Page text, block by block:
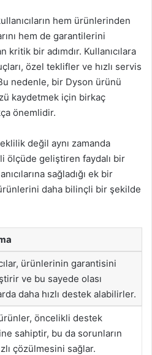
hem ürünlerinden
hem de garantilerini
bir adımdır. Kullanıcılara
özel teklifler ve hızlı servis
nedenle, bir Dyson ürünü
kaydetmek için birkaç
önemlidir.
değil aynı zamanda
ölçüde geliştiren faydalı bir
sağladığı ek bir
daha bilinçli bir şekilde
ürünlerinin garantisini
ve bu sayede olası
daha hızlı destek alabilirler.
ürünler, öncelikli destek
sahiptir, bu da sorunların
çözülmesini sağlar.